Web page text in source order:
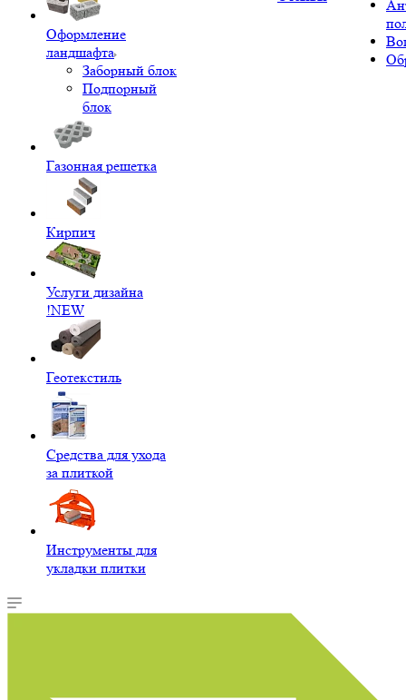
Оформление
ландшафта
Заборный блок
Подпорный
блок
Газонная решетка
Кирпич
Услуги дизайна
!NEW
Геотекстиль
Средства для ухода
за плиткой
Инструменты для
укладки плитки